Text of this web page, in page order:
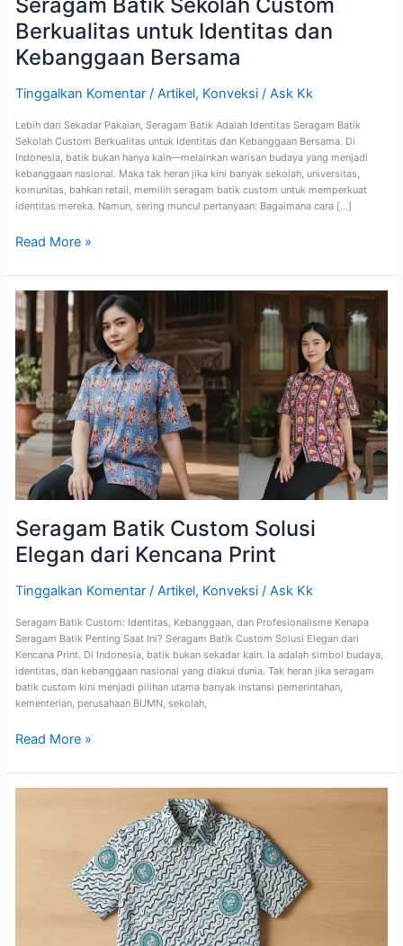
Berkualitas untuk Identitas dan
Kebanggaan Bersama
Tinggalkan Komentar / Artikel, Konveksi/ Ask Kk
Lebih dari Sekadar Pakaian, Seragam Batik Adalah Identitas Seragam Batik
Sekolah Custom Berkualitas untuk Identitas dan Kebanggaan Bersama. Di
Indonesia, batik bukan hanya kain—melainkan warisan budaya yang menjadi
kebanggaan nasional. Maka tak heran jika kini banyak sekolah, universitas,
komunitas, bahkan retail, memilih seragam batik custom untuk memperkuat
identitas mereka. Namun, sering muncul pertanyaan: Bagaimana cara […]
Read More »
Seragam Batik Custom Solusi
Elegan dari Kencana Print
Tinggalkan Komentar / Artikel, Konveksi/ Ask Kk
Seragam Batik Custom: Identitas, Kebanggaan, dan Profesionalisme Kenapa
Seragam Batik Penting Saat Ini? Seragam Batik Custom Solusi Elegan dari
Kencana Print. Di Indonesia, batik bukan sekadar kain. Ia adalah simbol budaya,
identitas, dan kebanggaan nasional yang diakui dunia. Tak heran jika seragam
batik custom kini menjadi pilihan utama banyak instansi pemerintahan,
kementerian, perusahaan BUMN, sekolah,
Seragam
Batik
Custom
Solusi
Elegan
dari
Kencana
Print
Read More »
Profesionalisme